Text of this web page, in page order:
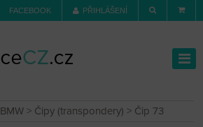
FACEBOOK PŘIHLÁŠENÍ
BMW > Čipy (transpondery) > Čip 73